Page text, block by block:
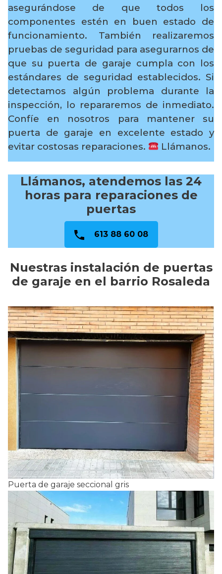
asegurándose de que todos los
componentes estén en buen estado de
funcionamiento. También realizaremos
pruebas de seguridad para asegurarnos de
que su puerta de garaje cumpla con los
estándares de seguridad establecidos. Si
detectamos algún problema durante la
inspección, lo repararemos de inmediato.
Confíe en nosotros para mantener su
puerta de garaje en excelente estado y
evitar costosas reparaciones.
Llámanos.
Llámanos, atendemos las 24
horas para reparaciones de
puertas
613 88 60 08
Nuestras instalación de puertas
de garaje en el barrio Rosaleda
Puerta de garaje seccional gris